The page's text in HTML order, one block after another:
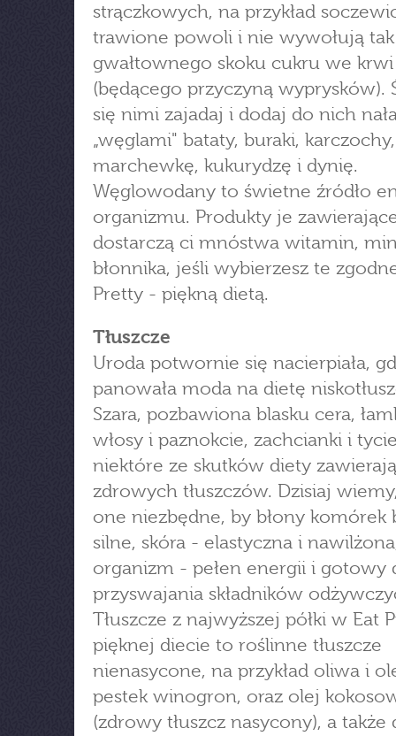
strączkowych, na przykład
trawione powoli i nie wywołują tak
gwałtownego skoku cukru we krwi
(będącego przyczyną wyprysków).
się nimi zajadaj i dodaj do nich
„węglami" bataty, buraki,
marchewkę, kukurydzę i dynię.
Węglowodany to świetne źródło
organizmu. Produkty je
dostarczą ci mnóstwa witamin,
błonnika, jeśli wybierzesz te
Pretty - piękną dietą.
Tłuszcze
Uroda potwornie się nacierpiała,
panowała moda na dietę
Szara, pozbawiona blasku cera,
włosy i paznokcie, zachcianki i
niektóre ze skutków diety
zdrowych tłuszczów. Dzisiaj
one niezbędne, by błony komórek
silne, skóra - elastyczna i
organizm - pełen energii i gotowy
przyswajania składników
Tłuszcze z najwyższej półki w Eat
pięknej diecie to roślinne tłuszcze
nienasycone, na przykład oliwa i
pestek winogron, oraz olej
(zdrowy tłuszcz nasycony), a także